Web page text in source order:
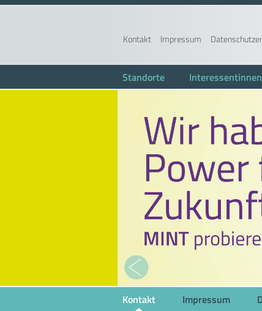
Kontakt Impressum
Standorte Interessentinnen
Kontakt Impressum